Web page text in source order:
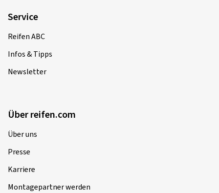
Service
Reifen ABC
Infos & Tipps
Newsletter
Über reifen.com
Über uns
Presse
Karriere
Montagepartner werden